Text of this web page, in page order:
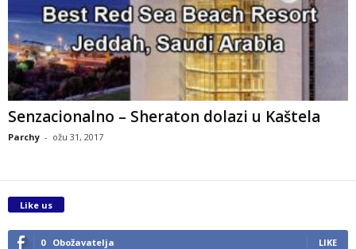
Senzacionalno – Sheraton dolazi u Kaštela
Parchy - ožu 31, 2017
Like us
0 Obožavatelja LIKE